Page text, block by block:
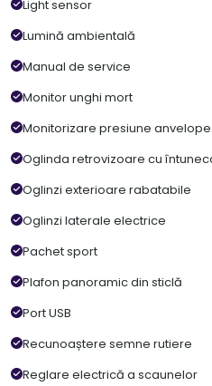
Light sensor
Lumină ambientală
Manual de service
Monitor unghi mort
Monitorizare presiune anvelope
Oglinda retrovizoare cu
Oglinzi exterioare rabatabile
Oglinzi laterale electrice
Pachet sport
Plafon panoramic din sticlă
Port USB
Recunoaștere semne rutiere
Reglare electrică a scaunelor